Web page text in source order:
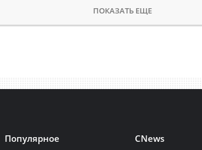
ПОКАЗАТЬ ЕЩЕ
Популярное CNews